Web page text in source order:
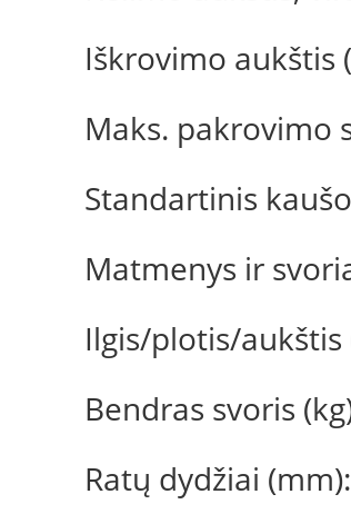
Iškrovimo aukštis
Maks. pakrovimo
Standartinis
Matmenys ir
Ilgis/plotis/aukštis
Bendras svoris
Ratų dydžiai (mm):